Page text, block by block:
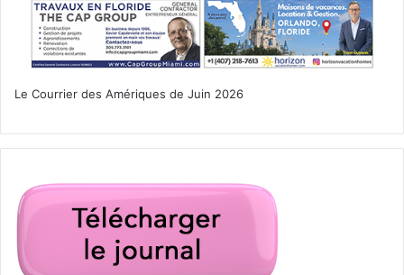
Le Courrier des Amériques de Juin 2026